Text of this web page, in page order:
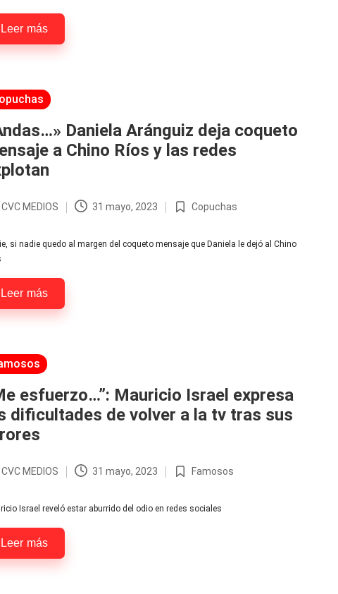
Leer más
Daniela Aránguiz deja coqueto
a Chino Ríos y las redes
CVC MEDIOS 31 mayo, 2023
Publicada
Copuchas
si nadie quedo al margen del coqueto mensaje que Daniela le dejó al Chino
Leer más
esfuerzo…”: Mauricio Israel expresa
dificultades de volver a la tv tras sus
CVC MEDIOS 31 mayo, 2023
Publicada
Famosos
Israel reveló estar aburrido del odio en redes sociales
Leer más